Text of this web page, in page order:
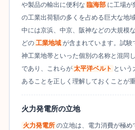
や製品の輸出に便利な 臨海部 に工場が
の工業出荷額の多くを占める巨大な地
中には京浜、中京、阪神などの大規模な
どの 工業地域 が含まれています。試験
神工業地帯といった個別の名称と混同
であり、これらが 太平洋ベルト という
あることを正しく理解しておくことが重
火力発電所の立地
火力発電所 の立地は、電力消費が極め